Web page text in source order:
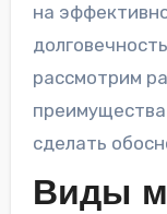
на
рассмотрим
сделать
Виды